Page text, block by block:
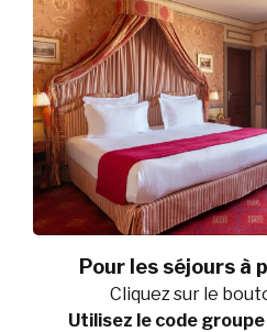
Pour les séjours à
Cliquez sur le
Utilisez le code groupe